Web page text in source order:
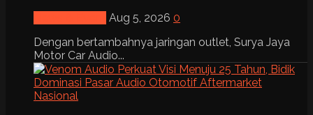
Aug 5, 2026 0
Dengan bertambahnya jaringan outlet, Surya Jaya
Motor Car Audio...